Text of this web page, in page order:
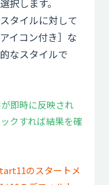
タイルに対して
イコン付き］な
なスタイルで
即時に反映され
クすれば結果を確
のスタートメ